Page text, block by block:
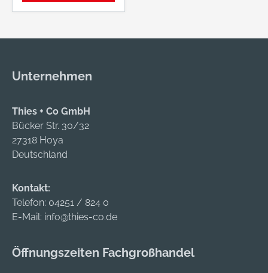
Unternehmen
Thies + Co GmbH
Bücker Str. 30/32
27318 Hoya
Deutschland
Kontakt:
Telefon: 04251 / 824 0
E-Mail: info@thies-co.de
Öffnungszeiten Fachgroßhandel